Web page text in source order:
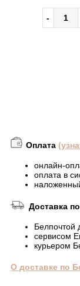
Оплата
онлайн-
оплата в
Доставка
Белпочтой
сервисом
курьером
О доставке по